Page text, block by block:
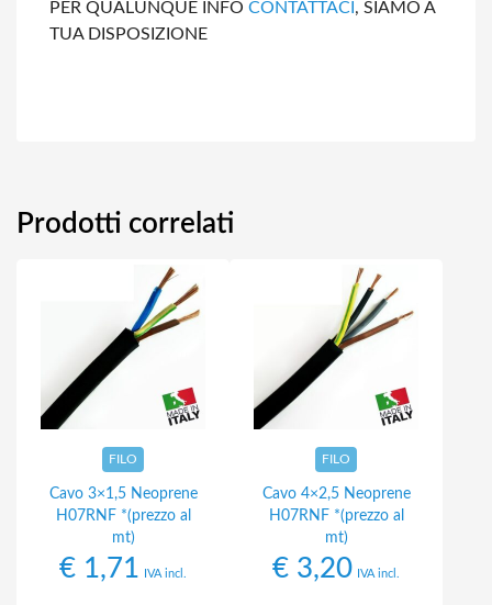
PER QUALUNQUE INFO CONTATTACI , SIAMO A
TUA DISPOSIZIONE
Prodotti correlati
FILO
Cavo 3×1,5 Neoprene
H07RNF *(prezzo al
mt)
€ 1,71 IVA incl.
FILO
Cavo 4×2,5 Neoprene
H07RNF *(prezzo al
mt)
€ 3,20 IVA incl.